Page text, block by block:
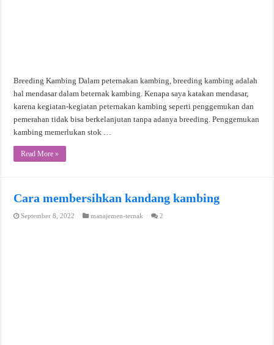
Breeding Kambing Dalam peternakan kambing, breeding kambing adalah
hal mendasar dalam beternak kambing. Kenapa saya katakan mendasar,
karena kegiatan-kegiatan peternakan kambing seperti penggemukan dan
pemerahan tidak bisa berkelanjutan tanpa adanya breeding. Penggemukan
kambing memerlukan stok …
Read More »
Cara membersihkan kandang kambing
September 8, 2022 manajemen-ternak 2